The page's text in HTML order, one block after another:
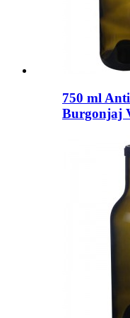
750 ml
Burgonjaj